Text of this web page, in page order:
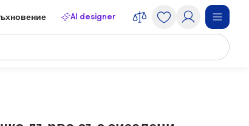
AI designer